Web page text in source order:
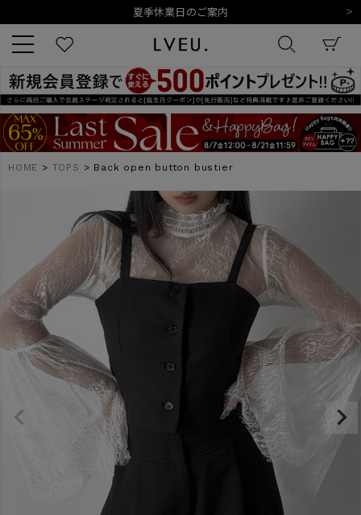
令和8年熊本地震の影響によるお荷物のお届けについて
新規会員登録でもれなく500ポイントプレゼント
令和8年熊本地震の影響によるお荷物のお届けについて
キーワード
販売タイプ
商品タイプ
ORIGINAL HIT ITEM
HOME TOPS Back open button bustier